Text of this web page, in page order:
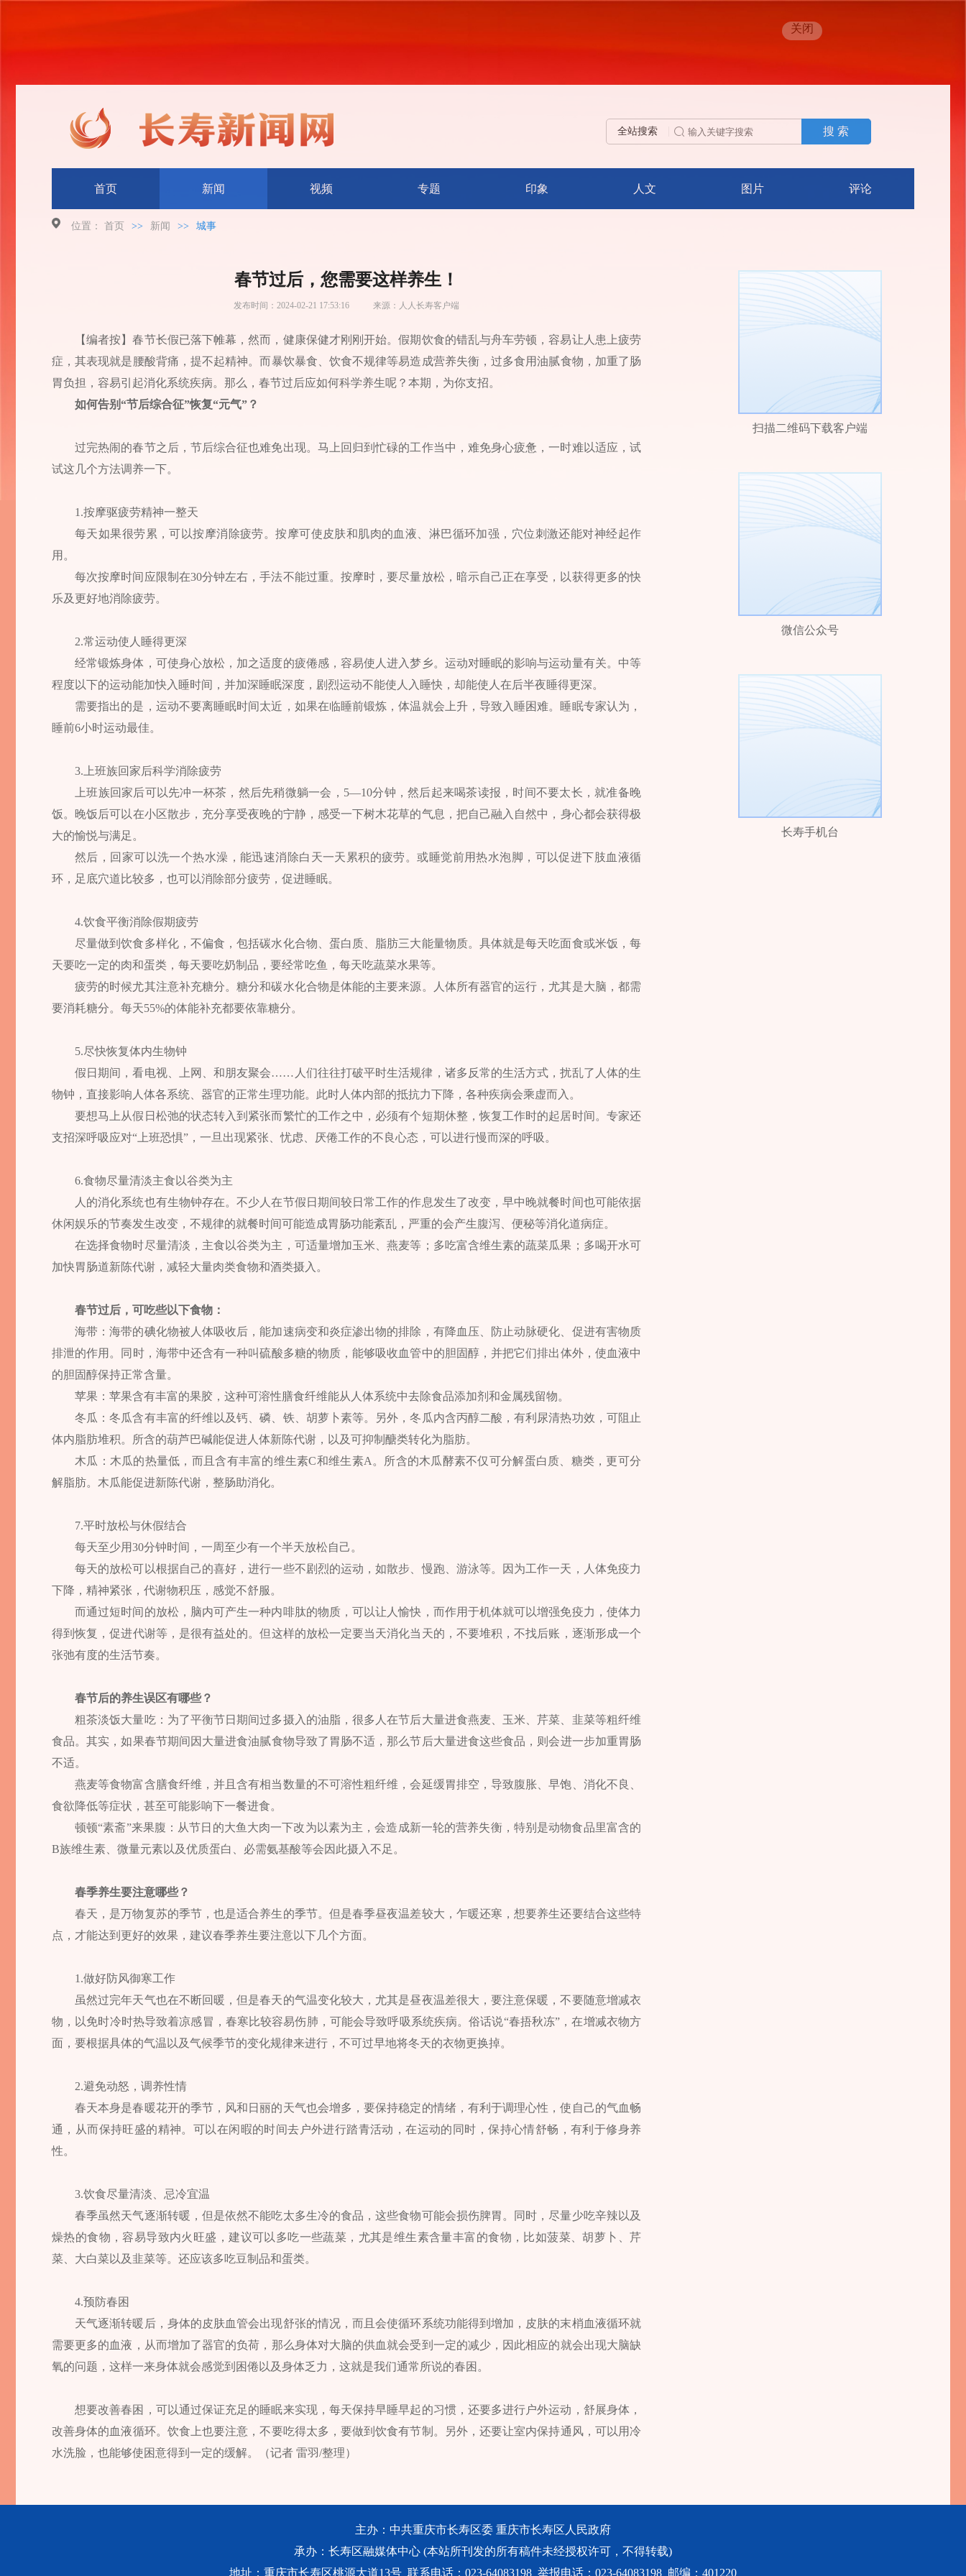
关闭
全站搜索 搜 索
首页 新闻 视频 专题 印象 人文 图片 评论
位置： 首页 >> 新闻 >> 城事
春节过后，您需要这样养生！
发布时间： 2024-02-21 17:53:16 来源： 人人长寿客户端
【编者按】春节长假已落下帷幕，然而，健康保健才刚刚开始。假期饮食的错乱与舟车劳顿，容易让人患上疲劳
症，其表现就是腰酸背痛，提不起精神。而暴饮暴食、饮食不规律等易造成营养失衡，过多食用油腻食物，加重了肠
胃负担，容易引起消化系统疾病。那么，春节过后应如何科学养生呢？本期，为你支招。
如何告别“节后综合征”恢复“元气”？
过完热闹的春节之后，节后综合征也难免出现。马上回归到忙碌的工作当中，难免身心疲惫，一时难以适应，试
试这几个方法调养一下。
1.按摩驱疲劳精神一整天
每天如果很劳累，可以按摩消除疲劳。按摩可使皮肤和肌肉的血液、淋巴循环加强，穴位刺激还能对神经起作
用。
每次按摩时间应限制在30分钟左右，手法不能过重。按摩时，要尽量放松，暗示自己正在享受，以获得更多的快
乐及更好地消除疲劳。
2.常运动使人睡得更深
经常锻炼身体，可使身心放松，加之适度的疲倦感，容易使人进入梦乡。运动对睡眠的影响与运动量有关。中等
程度以下的运动能加快入睡时间，并加深睡眠深度，剧烈运动不能使人入睡快，却能使人在后半夜睡得更深。
需要指出的是，运动不要离睡眠时间太近，如果在临睡前锻炼，体温就会上升，导致入睡困难。睡眠专家认为，
睡前6小时运动最佳。
3.上班族回家后科学消除疲劳
上班族回家后可以先冲一杯茶，然后先稍微躺一会，5—10分钟，然后起来喝茶读报，时间不要太长，就准备晚
饭。晚饭后可以在小区散步，充分享受夜晚的宁静，感受一下树木花草的气息，把自己融入自然中，身心都会获得极
大的愉悦与满足。
然后，回家可以洗一个热水澡，能迅速消除白天一天累积的疲劳。或睡觉前用热水泡脚，可以促进下肢血液循
环，足底穴道比较多，也可以消除部分疲劳，促进睡眠。
4.饮食平衡消除假期疲劳
尽量做到饮食多样化，不偏食，包括碳水化合物、蛋白质、脂肪三大能量物质。具体就是每天吃面食或米饭，每
天要吃一定的肉和蛋类，每天要吃奶制品，要经常吃鱼，每天吃蔬菜水果等。
疲劳的时候尤其注意补充糖分。糖分和碳水化合物是体能的主要来源。人体所有器官的运行，尤其是大脑，都需
要消耗糖分。每天55%的体能补充都要依靠糖分。
5.尽快恢复体内生物钟
假日期间，看电视、上网、和朋友聚会……人们往往打破平时生活规律，诸多反常的生活方式，扰乱了人体的生
物钟，直接影响人体各系统、器官的正常生理功能。此时人体内部的抵抗力下降，各种疾病会乘虚而入。
要想马上从假日松弛的状态转入到紧张而繁忙的工作之中，必须有个短期休整，恢复工作时的起居时间。专家还
支招深呼吸应对“上班恐惧”，一旦出现紧张、忧虑、厌倦工作的不良心态，可以进行慢而深的呼吸。
6.食物尽量清淡主食以谷类为主
人的消化系统也有生物钟存在。不少人在节假日期间较日常工作的作息发生了改变，早中晚就餐时间也可能依据
休闲娱乐的节奏发生改变，不规律的就餐时间可能造成胃肠功能紊乱，严重的会产生腹泻、便秘等消化道病症。
在选择食物时尽量清淡，主食以谷类为主，可适量增加玉米、燕麦等；多吃富含维生素的蔬菜瓜果；多喝开水可
加快胃肠道新陈代谢，减轻大量肉类食物和酒类摄入。
春节过后，可吃些以下食物：
海带：海带的碘化物被人体吸收后，能加速病变和炎症渗出物的排除，有降血压、防止动脉硬化、促进有害物质
排泄的作用。同时，海带中还含有一种叫硫酸多糖的物质，能够吸收血管中的胆固醇，并把它们排出体外，使血液中
的胆固醇保持正常含量。
苹果：苹果含有丰富的果胶，这种可溶性膳食纤维能从人体系统中去除食品添加剂和金属残留物。
冬瓜：冬瓜含有丰富的纤维以及钙、磷、铁、胡萝卜素等。另外，冬瓜内含丙醇二酸，有利尿清热功效，可阻止
体内脂肪堆积。所含的葫芦巴碱能促进人体新陈代谢，以及可抑制醣类转化为脂肪。
木瓜：木瓜的热量低，而且含有丰富的维生素C和维生素A。所含的木瓜酵素不仅可分解蛋白质、糖类，更可分
解脂肪。木瓜能促进新陈代谢，整肠助消化。
7.平时放松与休假结合
每天至少用30分钟时间，一周至少有一个半天放松自己。
每天的放松可以根据自己的喜好，进行一些不剧烈的运动，如散步、慢跑、游泳等。因为工作一天，人体免疫力
下降，精神紧张，代谢物积压，感觉不舒服。
而通过短时间的放松，脑内可产生一种内啡肽的物质，可以让人愉快，而作用于机体就可以增强免疫力，使体力
得到恢复，促进代谢等，是很有益处的。但这样的放松一定要当天消化当天的，不要堆积，不找后账，逐渐形成一个
张弛有度的生活节奏。
春节后的养生误区有哪些？
粗茶淡饭大量吃：为了平衡节日期间过多摄入的油脂，很多人在节后大量进食燕麦、玉米、芹菜、韭菜等粗纤维
食品。其实，如果春节期间因大量进食油腻食物导致了胃肠不适，那么节后大量进食这些食品，则会进一步加重胃肠
不适。
燕麦等食物富含膳食纤维，并且含有相当数量的不可溶性粗纤维，会延缓胃排空，导致腹胀、早饱、消化不良、
食欲降低等症状，甚至可能影响下一餐进食。
顿顿“素斋”来果腹：从节日的大鱼大肉一下改为以素为主，会造成新一轮的营养失衡，特别是动物食品里富含的
B族维生素、微量元素以及优质蛋白、必需氨基酸等会因此摄入不足。
春季养生要注意哪些？
春天，是万物复苏的季节，也是适合养生的季节。但是春季昼夜温差较大，乍暖还寒，想要养生还要结合这些特
点，才能达到更好的效果，建议春季养生要注意以下几个方面。
1.做好防风御寒工作
虽然过完年天气也在不断回暖，但是春天的气温变化较大，尤其是昼夜温差很大，要注意保暖，不要随意增减衣
物，以免时冷时热导致着凉感冒，春寒比较容易伤肺，可能会导致呼吸系统疾病。俗话说“春捂秋冻”，在增减衣物方
面，要根据具体的气温以及气候季节的变化规律来进行，不可过早地将冬天的衣物更换掉。
2.避免动怒，调养性情
春天本身是春暖花开的季节，风和日丽的天气也会增多，要保持稳定的情绪，有利于调理心性，使自己的气血畅
通，从而保持旺盛的精神。可以在闲暇的时间去户外进行踏青活动，在运动的同时，保持心情舒畅，有利于修身养
性。
3.饮食尽量清淡、忌冷宜温
春季虽然天气逐渐转暖，但是依然不能吃太多生冷的食品，这些食物可能会损伤脾胃。同时，尽量少吃辛辣以及
燥热的食物，容易导致内火旺盛，建议可以多吃一些蔬菜，尤其是维生素含量丰富的食物，比如菠菜、胡萝卜、芹
菜、大白菜以及韭菜等。还应该多吃豆制品和蛋类。
4.预防春困
天气逐渐转暖后，身体的皮肤血管会出现舒张的情况，而且会使循环系统功能得到增加，皮肤的末梢血液循环就
需要更多的血液，从而增加了器官的负荷，那么身体对大脑的供血就会受到一定的减少，因此相应的就会出现大脑缺
氧的问题，这样一来身体就会感觉到困倦以及身体乏力，这就是我们通常所说的春困。
想要改善春困，可以通过保证充足的睡眠来实现，每天保持早睡早起的习惯，还要多进行户外运动，舒展身体，
改善身体的血液循环。饮食上也要注意，不要吃得太多，要做到饮食有节制。另外，还要让室内保持通风，可以用冷
水洗脸，也能够使困意得到一定的缓解。（记者 雷羽/整理）
扫描二维码下载客户端
微信公众号
长寿手机台
主办：中共重庆市长寿区委 重庆市长寿区人民政府
承办：长寿区融媒体中心 (本站所刊发的所有稿件未经授权许可，不得转载)
地址：重庆市长寿区桃源大道13号 联系电话：023-64083198 举报电话：023-64083198 邮编：401220